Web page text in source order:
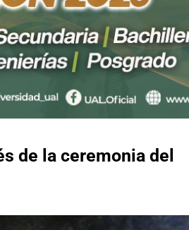
de la ceremonia del